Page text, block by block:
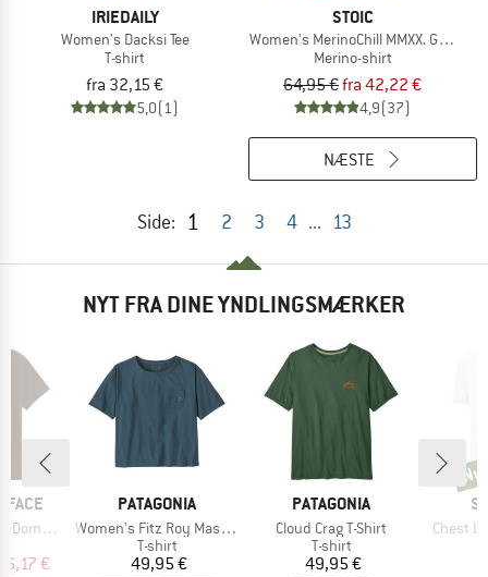
IRIEDAILY
Women's Dacksi Tee
T-shirt
fra 32,15 €
5,0(1)
STOIC
Women's MerinoChill MMXX.
Merino-shirt
64,95 €fra 42,22 €
4,9(37)
Side: 1 2 3 4 ... 13
NÆSTE
NYT FRA DINE YNDLINGSMÆRKER
FACE
Sleeve
pris
€
MÆRKE
PATAGONIA
Artikel
Women's Fitz Roy Massif Easy Cut Pocket Tee
Produktgruppe
T-shirt
Pris
49,95 €
MÆRKE
PATAGONIA
Artikel
Cloud Crag T-Shirt
Produktgruppe
T-shirt
Pris
49,95 €
Artikel
Chest